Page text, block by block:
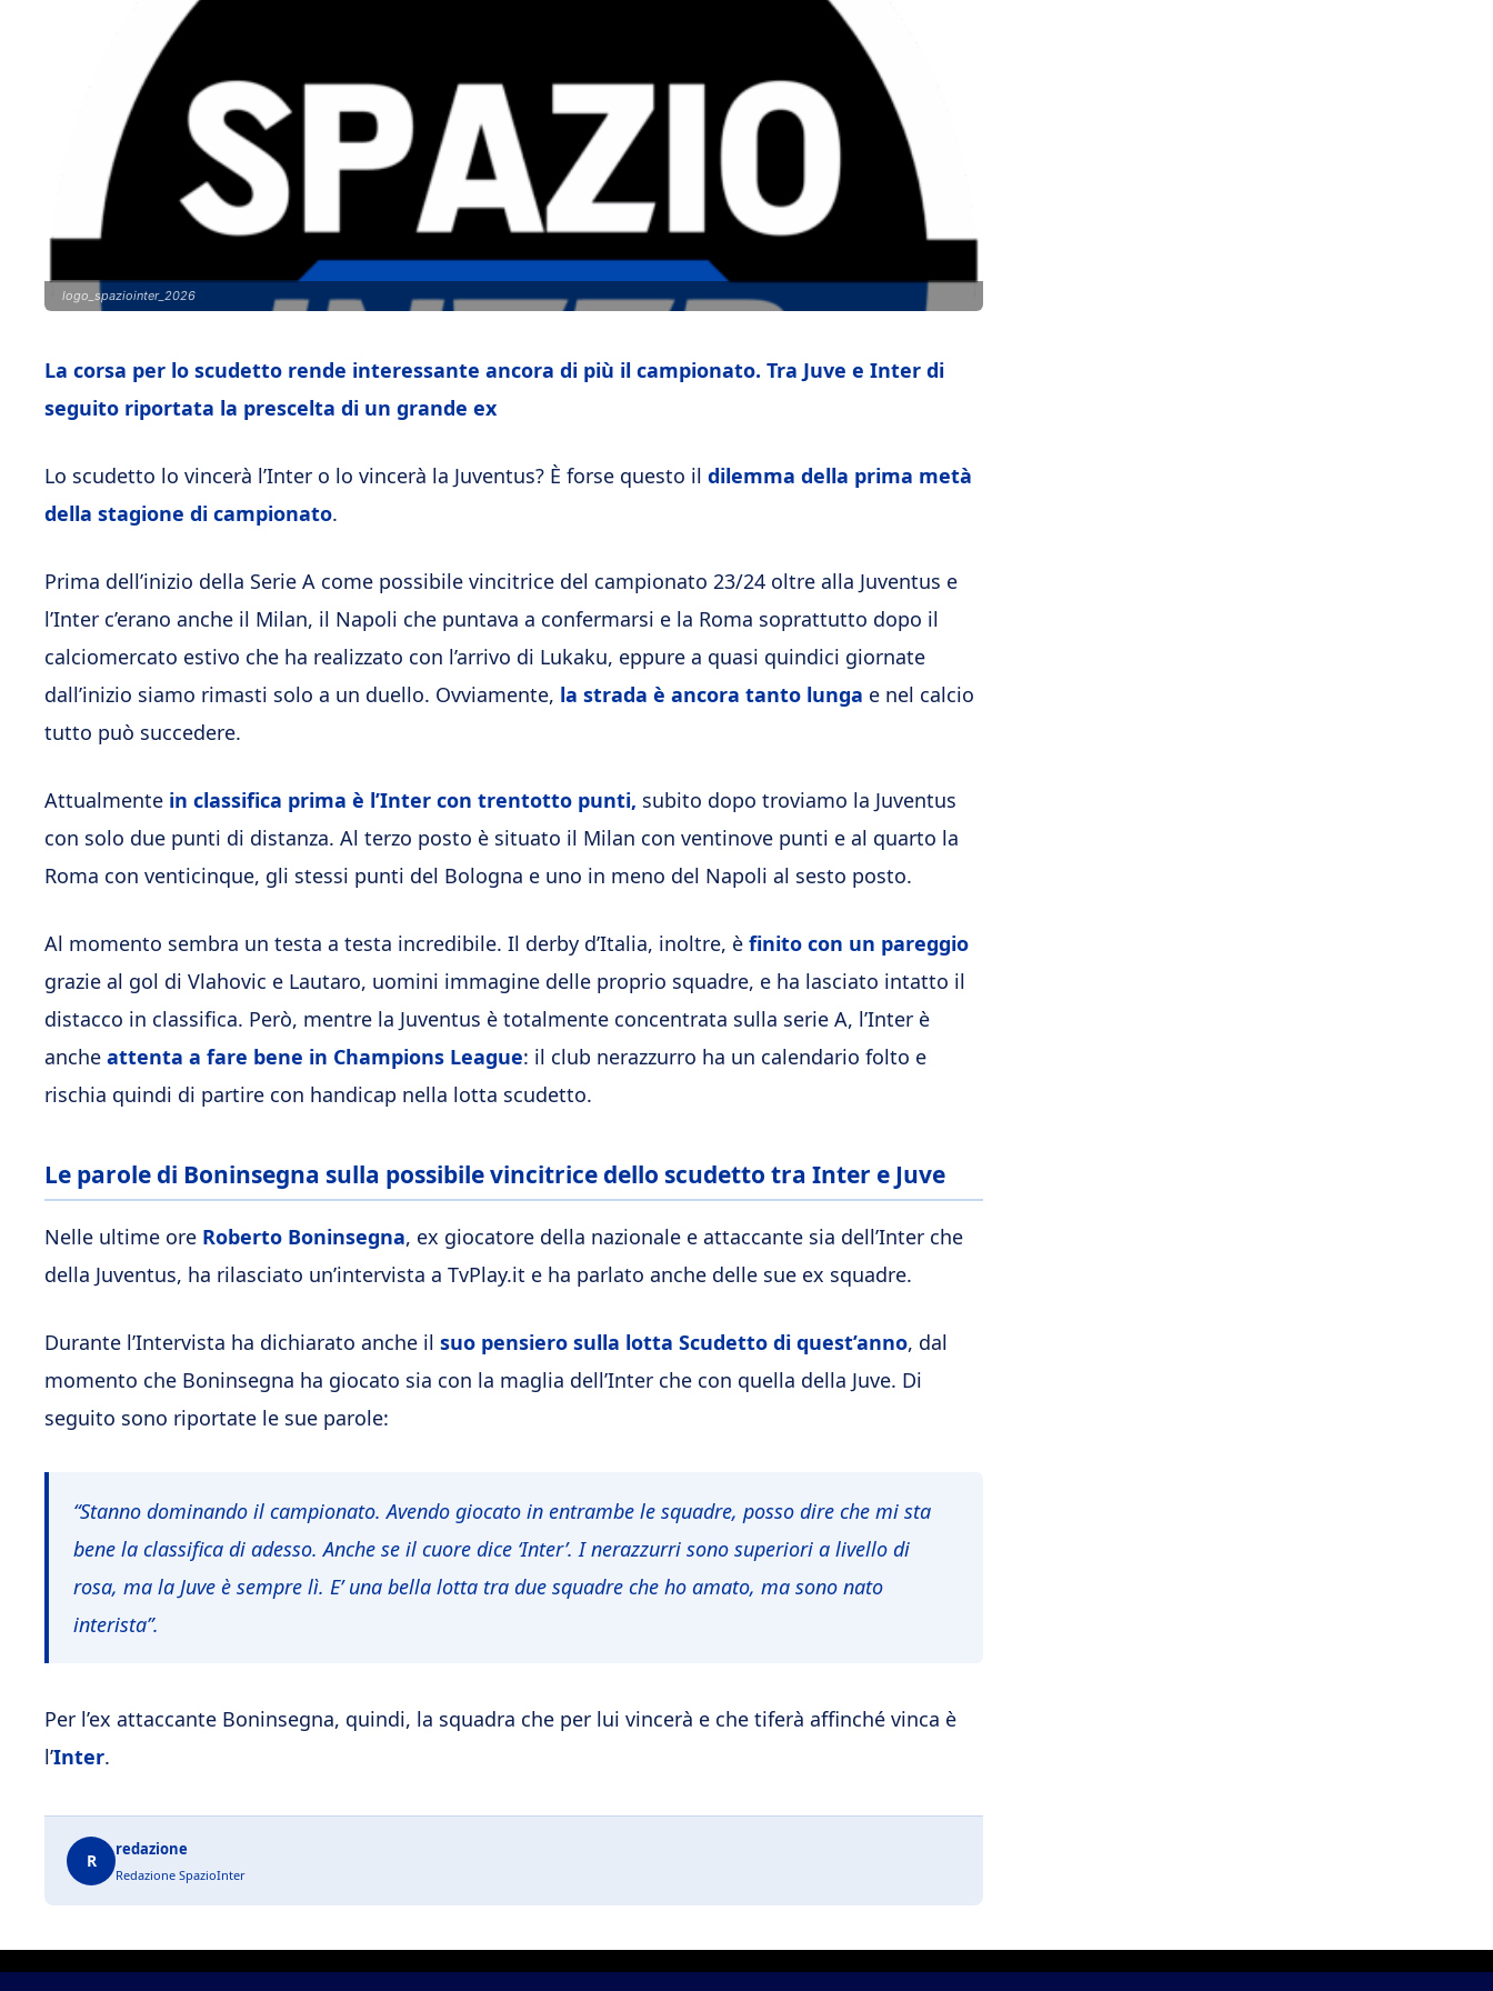
logo_spaziointer_2026
La corsa per lo scudetto rende interessante ancora di più il campionato. Tra Juve e Inter di
seguito riportata la prescelta di un grande ex
Lo scudetto lo vincerà l’Inter o lo vincerà la Juventus? È forse questo il dilemma della prima metà
della stagione di campionato.
Prima dell’inizio della Serie A come possibile vincitrice del campionato 23/24 oltre alla Juventus e
l’Inter c’erano anche il Milan, il Napoli che puntava a confermarsi e la Roma soprattutto dopo il
calciomercato estivo che ha realizzato con l’arrivo di Lukaku, eppure a quasi quindici giornate
dall’inizio siamo rimasti solo a un duello. Ovviamente, la strada è ancora tanto lunga e nel calcio
tutto può succedere.
Attualmente in classifica prima è l’Inter con trentotto punti, subito dopo troviamo la Juventus
con solo due punti di distanza. Al terzo posto è situato il Milan con ventinove punti e al quarto la
Roma con venticinque, gli stessi punti del Bologna e uno in meno del Napoli al sesto posto.
Al momento sembra un testa a testa incredibile. Il derby d’Italia, inoltre, è finito con un pareggio
grazie al gol di Vlahovic e Lautaro, uomini immagine delle proprio squadre, e ha lasciato intatto il
distacco in classifica. Però, mentre la Juventus è totalmente concentrata sulla serie A, l’Inter è
anche attenta a fare bene in Champions League: il club nerazzurro ha un calendario folto e
rischia quindi di partire con handicap nella lotta scudetto.
Le parole di Boninsegna sulla possibile vincitrice dello scudetto tra Inter e Juve
Nelle ultime ore Roberto Boninsegna, ex giocatore della nazionale e attaccante sia dell’Inter che
della Juventus, ha rilasciato un’intervista a TvPlay.it e ha parlato anche delle sue ex squadre.
Durante l’Intervista ha dichiarato anche il suo pensiero sulla lotta Scudetto di quest’anno, dal
momento che Boninsegna ha giocato sia con la maglia dell’Inter che con quella della Juve. Di
seguito sono riportate le sue parole:
“Stanno dominando il campionato. Avendo giocato in entrambe le squadre, posso dire che mi sta
bene la classifica di adesso. Anche se il cuore dice ‘Inter’. I nerazzurri sono superiori a livello di
rosa, ma la Juve è sempre lì. E’ una bella lotta tra due squadre che ho amato, ma sono nato
interista”.
Per l’ex attaccante Boninsegna, quindi, la squadra che per lui vincerà e che tiferà affinché vinca è
l’Inter.
R
redazione
Redazione SpazioInter